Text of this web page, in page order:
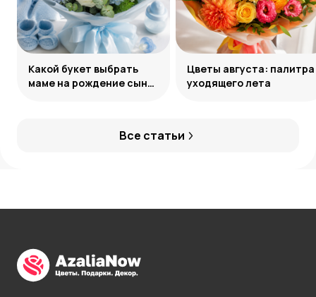
Все статьи
Какой букет выбрать
маме на рождение сына:
Цветы августа: палитра
уходящего лета